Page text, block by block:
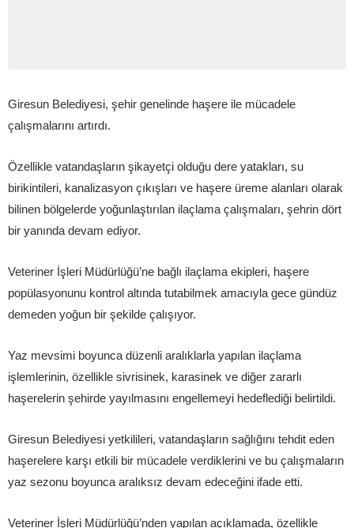
Giresun Belediyesi, şehir genelinde haşere ile mücadele
çalışmalarını artırdı.
Özellikle vatandaşların şikayetçi olduğu dere yatakları, su
birikintileri, kanalizasyon çıkışları ve haşere üreme alanları olarak
bilinen bölgelerde yoğunlaştırılan ilaçlama çalışmaları, şehrin dört
bir yanında devam ediyor.
Veteriner İşleri Müdürlüğü’ne bağlı ilaçlama ekipleri, haşere
popülasyonunu kontrol altında tutabilmek amacıyla gece gündüz
demeden yoğun bir şekilde çalışıyor.
Yaz mevsimi boyunca düzenli aralıklarla yapılan ilaçlama
işlemlerinin, özellikle sivrisinek, karasinek ve diğer zararlı
haşerelerin şehirde yayılmasını engellemeyi hedeflediği belirtildi.
Giresun Belediyesi yetkilileri, vatandaşların sağlığını tehdit eden
haşerelere karşı etkili bir mücadele verdiklerini ve bu çalışmaların
yaz sezonu boyunca aralıksız devam edeceğini ifade etti.
Veteriner İşleri Müdürlüğü’nden yapılan açıklamada, özellikle